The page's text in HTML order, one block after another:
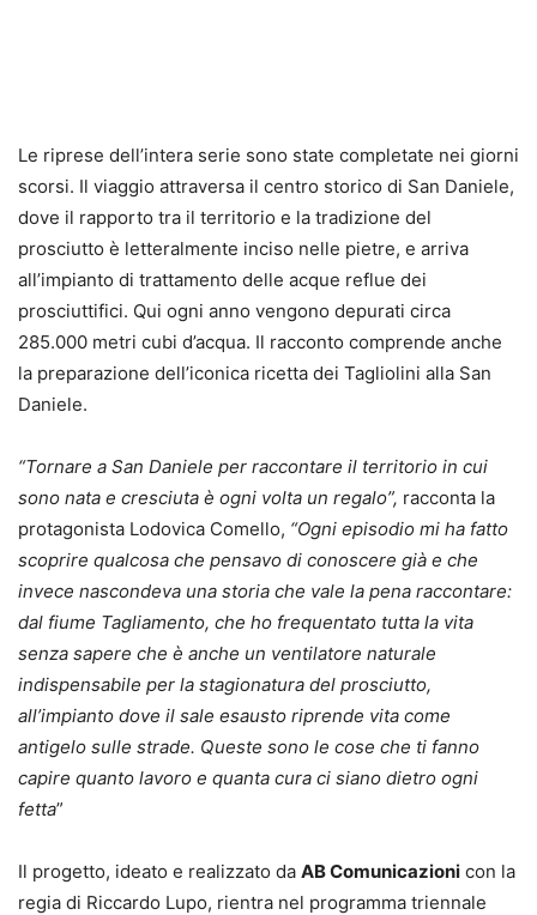
Le riprese dell’intera serie sono state completate nei giorni
scorsi. Il viaggio attraversa il centro storico di San Daniele,
dove il rapporto tra il territorio e la tradizione del
prosciutto è letteralmente inciso nelle pietre, e arriva
all’impianto di trattamento delle acque reflue dei
prosciuttifici. Qui ogni anno vengono depurati circa
285.000 metri cubi d’acqua. Il racconto comprende anche
la preparazione dell’iconica ricetta dei Tagliolini alla San
Daniele.
“Tornare a San Daniele per raccontare il territorio in cui
sono nata e cresciuta è ogni volta un regalo”, racconta la
protagonista Lodovica Comello, “Ogni episodio mi ha fatto
scoprire qualcosa che pensavo di conoscere già e che
invece nascondeva una storia che vale la pena raccontare:
dal fiume Tagliamento, che ho frequentato tutta la vita
senza sapere che è anche un ventilatore naturale
indispensabile per la stagionatura del prosciutto,
all’impianto dove il sale esausto riprende vita come
antigelo sulle strade. Queste sono le cose che ti fanno
capire quanto lavoro e quanta cura ci siano dietro ogni
fetta”
Il progetto, ideato e realizzato da AB Comunicazioni con la
regia di Riccardo Lupo, rientra nel programma triennale